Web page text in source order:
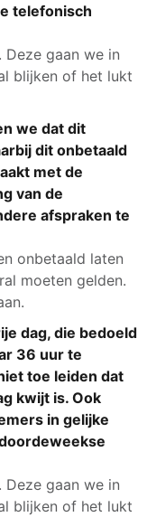
telefonisch
gaan we in
blijken of het lukt
we dat dit
dit onbetaald
met de
van de
afspraken te
onbetaald laten
moeten gelden.
dag, die bedoeld
36 uur te
toe leiden dat
kwijt is. Ook
in gelijke
gaan we in
blijken of het lukt